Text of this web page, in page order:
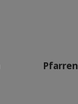
Pfarren